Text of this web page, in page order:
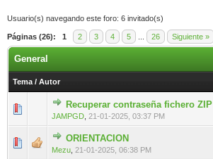
Usuario(s) navegando este foro: 6 invitado(s)
Páginas (26): 1 2 3 4 5 26 Siguiente »
General
Tema / Autor
Recuperar contraseña fichero ZIP
JAMPGD 21-01-2025, 03:37 PM
0 voto(s) - Media 0 de 5
123 45
ORIENTACION
Mezu 21-01-2025, 06:38 PM
0 voto(s) - Media 0 de 5